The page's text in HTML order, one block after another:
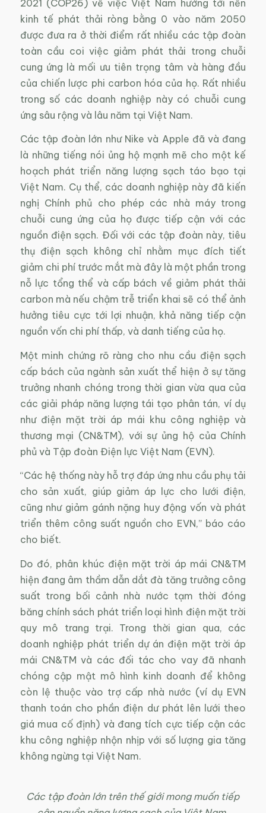
2021 (COP26) về việc Việt Nam hướng tới nền
kinh tế phát thải ròng bằng 0 vào năm 2050
được đưa ra ở thời điểm rất nhiều các tập đoàn
toàn cầu coi việc giảm phát thải trong chuỗi
cung ứng là mối ưu tiên trọng tâm và hàng đầu
của chiến lược phi carbon hóa của họ. Rất nhiều
trong số các doanh nghiệp này có chuỗi cung
ứng sâu rộng và lâu năm tại Việt Nam.
Các tập đoàn lớn như Nike và Apple đã và đang
là những tiếng nói ủng hộ mạnh mẽ cho một kế
hoạch phát triển năng lượng sạch táo bạo tại
Việt Nam. Cụ thể, các doanh nghiệp này đã kiến
nghị Chính phủ cho phép các nhà máy trong
chuỗi cung ứng của họ được tiếp cận với các
nguồn điện sạch. Đối với các tập đoàn này, tiêu
thụ điện sạch không chỉ nhằm mục đích tiết
giảm chi phí trước mắt mà đây là một phần trong
nỗ lực tổng thể và cấp bách về giảm phát thải
carbon mà nếu chậm trễ triển khai sẽ có thể ảnh
hưởng tiêu cực tới lợi nhuận, khả năng tiếp cận
nguồn vốn chi phí thấp, và danh tiếng của họ.
Một minh chứng rõ ràng cho nhu cầu điện sạch
cấp bách của ngành sản xuất thể hiện ở sự tăng
trưởng nhanh chóng trong thời gian vừa qua của
các giải pháp năng lượng tái tạo phân tán, ví dụ
như điện mặt trời áp mái khu công nghiệp và
thương mại (CN&TM), với sự ủng hộ của Chính
phủ và Tập đoàn Điện lực Việt Nam (EVN).
“Các hệ thống này hỗ trợ đáp ứng nhu cầu phụ tải
cho sản xuất, giúp giảm áp lực cho lưới điện,
cũng như giảm gánh nặng huy động vốn và phát
triển thêm công suất nguồn cho EVN,” báo cáo
cho biết.
Do đó, phân khúc điện mặt trời áp mái CN&TM
hiện đang âm thầm dẫn dắt đà tăng trưởng công
suất trong bối cảnh nhà nước tạm thời đóng
băng chính sách phát triển loại hình điện mặt trời
quy mô trang trại. Trong thời gian qua, các
doanh nghiệp phát triển dự án điện mặt trời áp
mái CN&TM và các đối tác cho vay đã nhanh
chóng cập mật mô hình kinh doanh để không
còn lệ thuộc vào trợ cấp nhà nước (ví dụ EVN
thanh toán cho phần điện dư phát lên lưới theo
giá mua cố định) và đang tích cực tiếp cận các
khu công nghiệp nhộn nhịp với số lượng gia tăng
không ngừng tại Việt Nam.
Các tập đoàn lớn trên thế giới mong muốn tiếp